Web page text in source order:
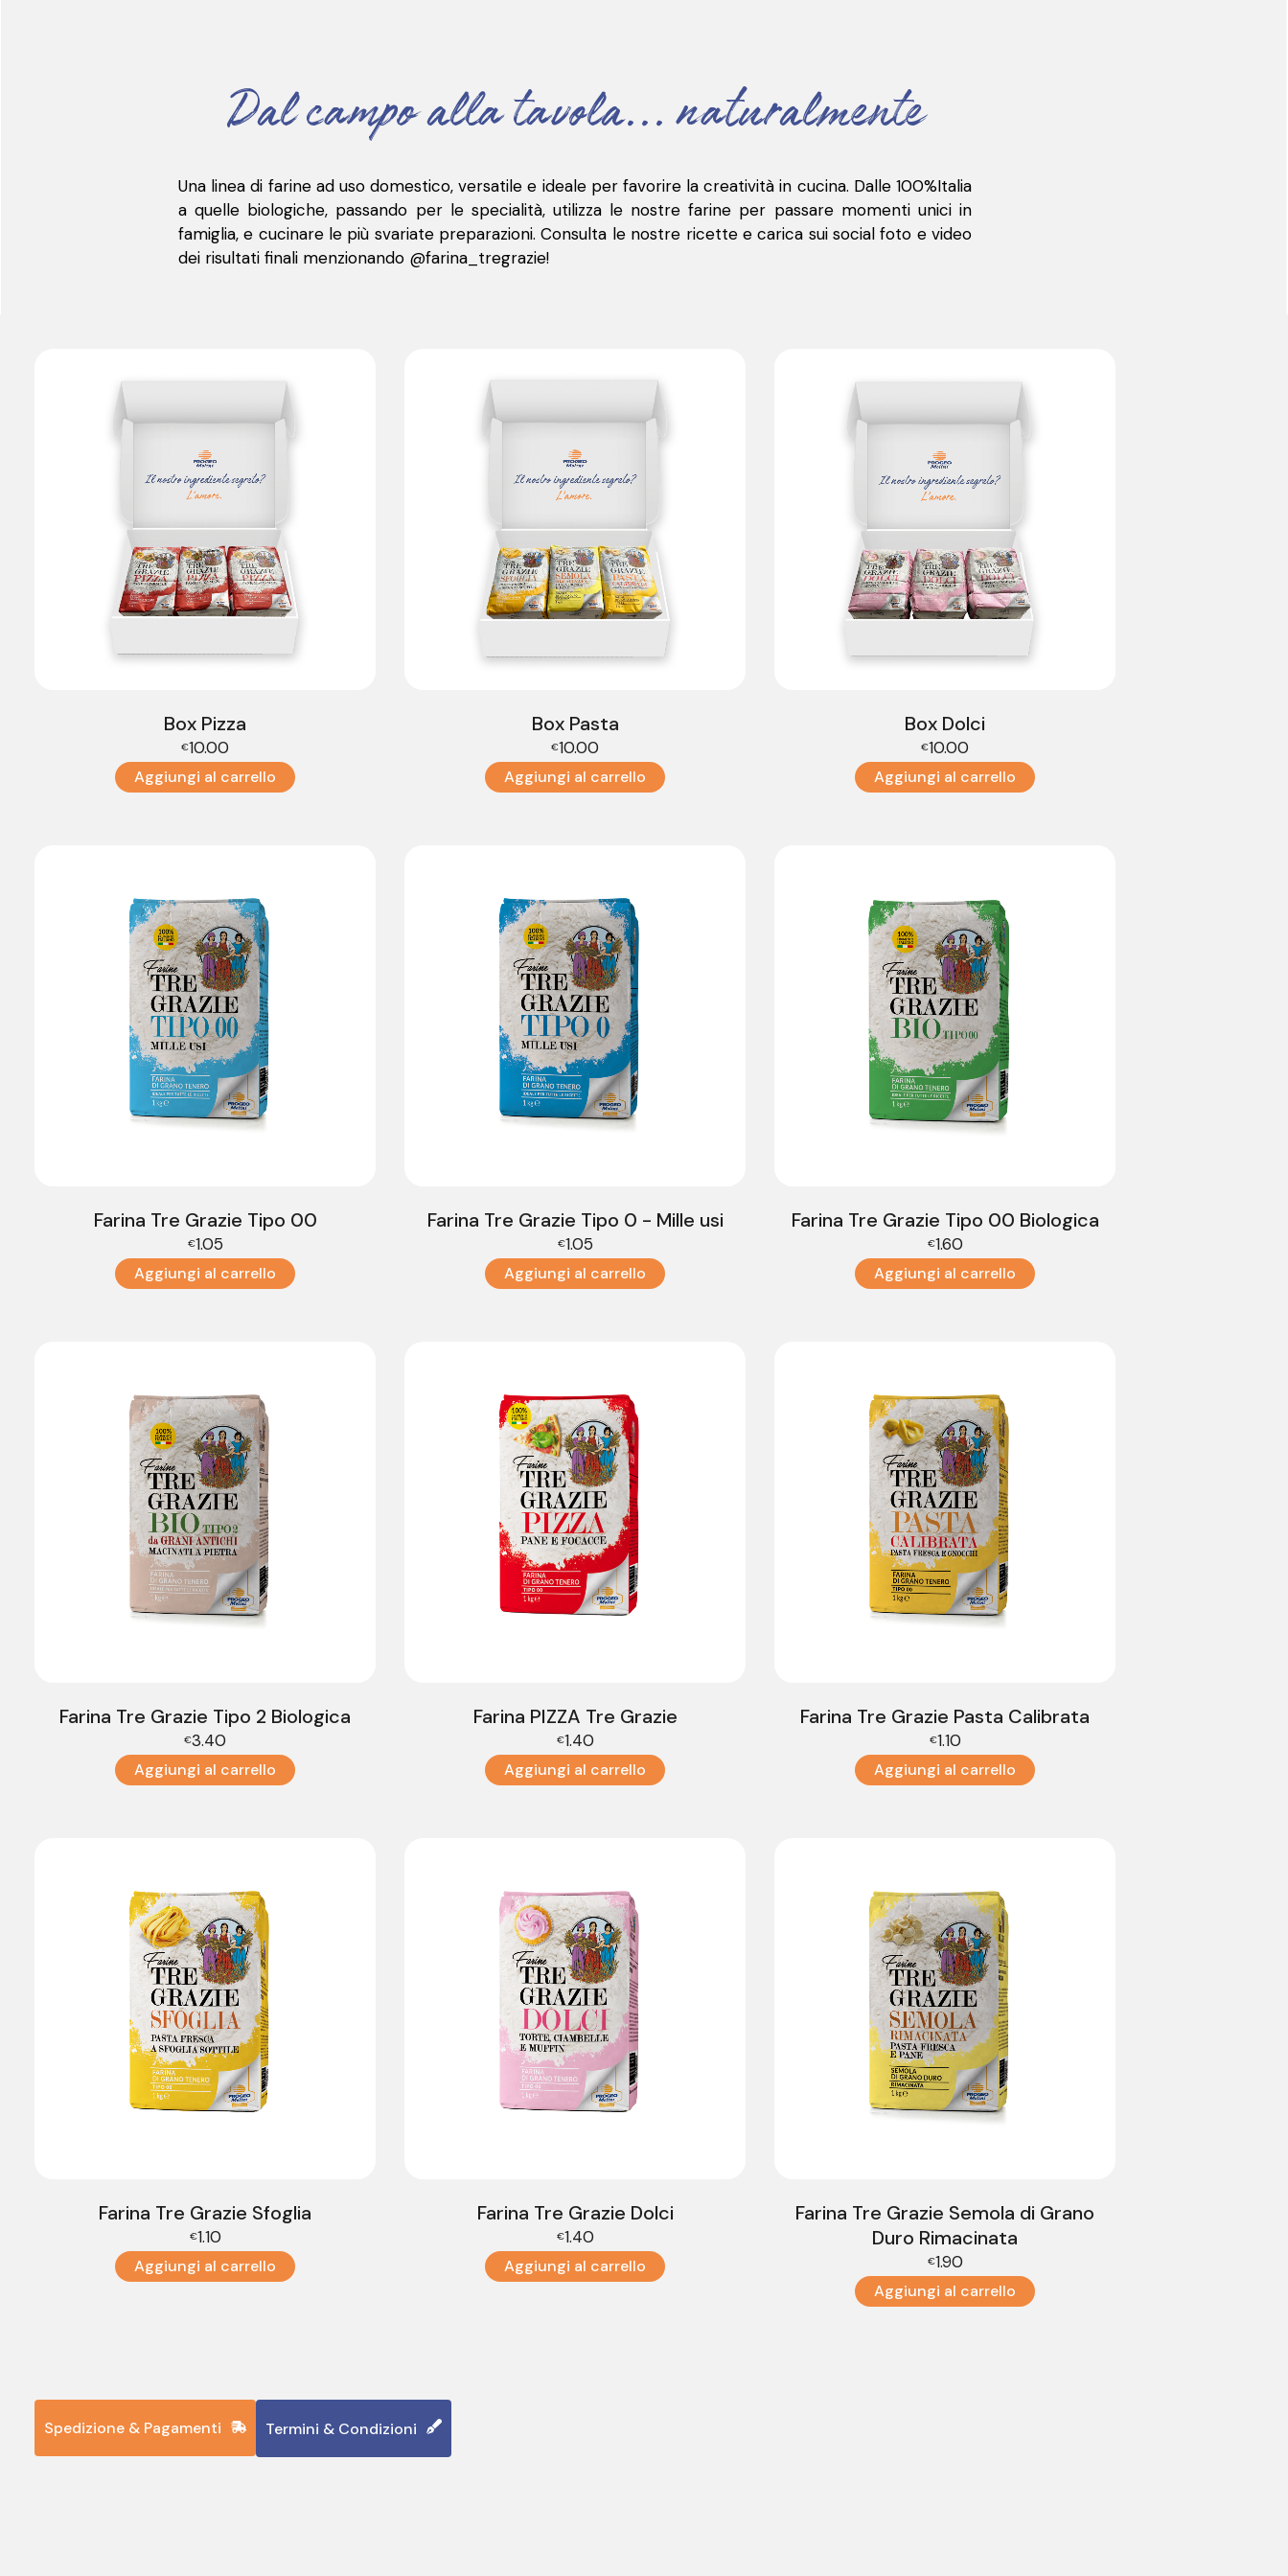
Dal campo alla tavola... naturalmente
Una linea di farine ad uso domestico, versatile e ideale per favorire la creatività in cucina. Dalle 100%Italia
a quelle biologiche, passando per le specialità, utilizza le nostre farine per passare momenti unici in
famiglia, e cucinare le più svariate preparazioni. Consulta le nostre ricette e carica sui social foto e video
dei risultati finali menzionando @farina_tregrazie!
Box Pizza
€10.00
Aggiungi al carrello
Box Pasta
€10.00
Aggiungi al carrello
Box Dolci
€10.00
Aggiungi al carrello
Farina Tre Grazie Tipo 00
€1.05
Aggiungi al carrello
Farina Tre Grazie Tipo 0 - Mille usi
€1.05
Aggiungi al carrello
Farina Tre Grazie Tipo 00 Biologica
€1.60
Aggiungi al carrello
Farina Tre Grazie Tipo 2 Biologica
€3.40
Aggiungi al carrello
Farina PIZZA Tre Grazie
€1.40
Aggiungi al carrello
Farina Tre Grazie Pasta Calibrata
€1.10
Aggiungi al carrello
Farina Tre Grazie Sfoglia
€1.10
Aggiungi al carrello
Farina Tre Grazie Dolci
€1.40
Aggiungi al carrello
Farina Tre Grazie Semola di Grano
Duro Rimacinata
€1.90
Aggiungi al carrello
Spedizione & Pagamenti Termini & Condizioni